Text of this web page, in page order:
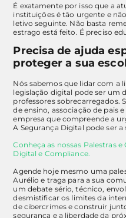
É exatamente por isso que a
instituições é tão urgente e
letivo seguinte. Não basta
estrago está feito. É preciso
Precisa de ajuda
proteger a sua
Nós sabemos que lidar com a
legislação digital pode ser um
professores sobrecarregados.
de ensino, associação de pais
empresa que compreende a
A Segurança Digital pode ser a
Conheça as nossas Palestras
Digital e Compliance.
Agende hoje mesmo uma
Aurélio e traga para a sua
um debate sério, técnico,
desmistificar os limites da
de cibercrimes e construir
segurança e a liberdade da